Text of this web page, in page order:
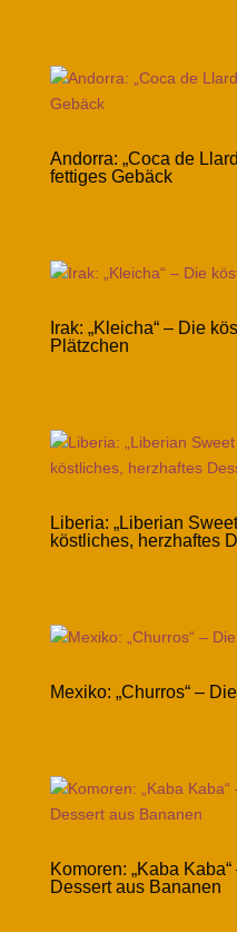
Andorra: „Coca de
fettiges Gebäck
Irak: „Kleicha“ – Die
Plätzchen
Liberia: „Liberian
köstliches, herzhaftes
Mexiko: „Churros“ –
Komoren: „Kaba
Dessert aus Bananen